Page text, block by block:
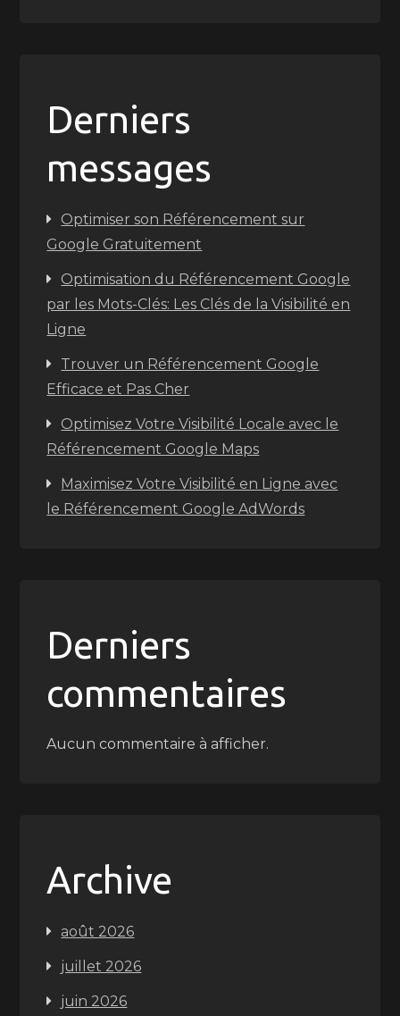
Derniers
messages
Optimiser son Référencement sur
Google Gratuitement
Optimisation du Référencement Google
par les Mots-Clés: Les Clés de la Visibilité en
Ligne
Trouver un Référencement Google
Efficace et Pas Cher
Optimisez Votre Visibilité Locale avec le
Référencement Google Maps
Maximisez Votre Visibilité en Ligne avec
le Référencement Google AdWords
Derniers
commentaires
Aucun commentaire à afficher.
Archive
août 2026
juillet 2026
juin 2026